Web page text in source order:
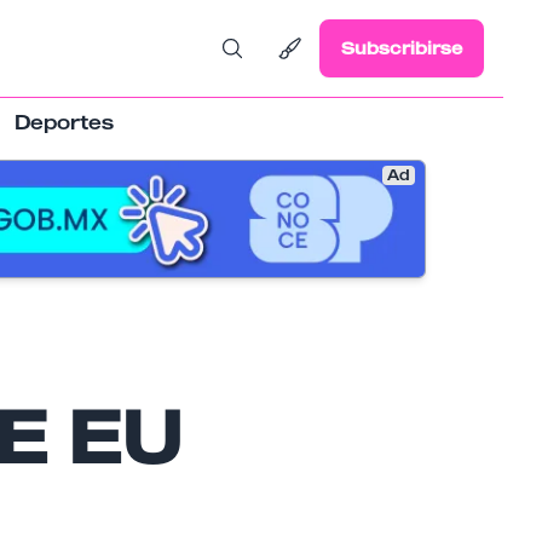
Subscribirse
Deportes
Ad
EU